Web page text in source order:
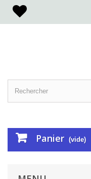
Panier (vide)